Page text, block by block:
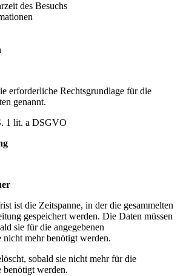
des Besuchs
erforderliche Rechtsgrundlage für die
genannt.
1 lit. a DSGVO
ist die Zeitspanne, in der die gesammelten
gespeichert werden. Die Daten müssen
sie für die angegebenen
nicht mehr benötigt werden.
sobald sie nicht mehr für die
benötigt werden.